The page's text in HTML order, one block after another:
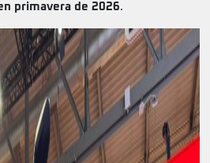
primavera de 2026.